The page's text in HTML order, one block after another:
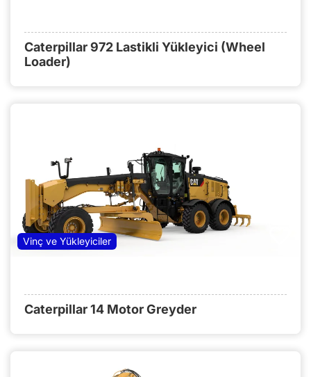
Caterpillar 972 Lastikli Yükleyici (Wheel
Loader)
Vinç ve Yükleyiciler
Caterpillar 14 Motor Greyder